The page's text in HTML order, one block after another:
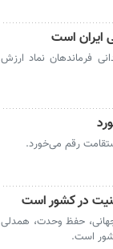
ایران است
فرماندهان نماد ارزش
رقم می‌خورد.
در کشور است
حفظ وحدت، همدلی
است.